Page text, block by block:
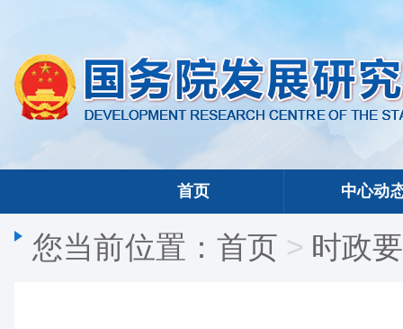
首页 中心动
您当前位置：首页 > 时政